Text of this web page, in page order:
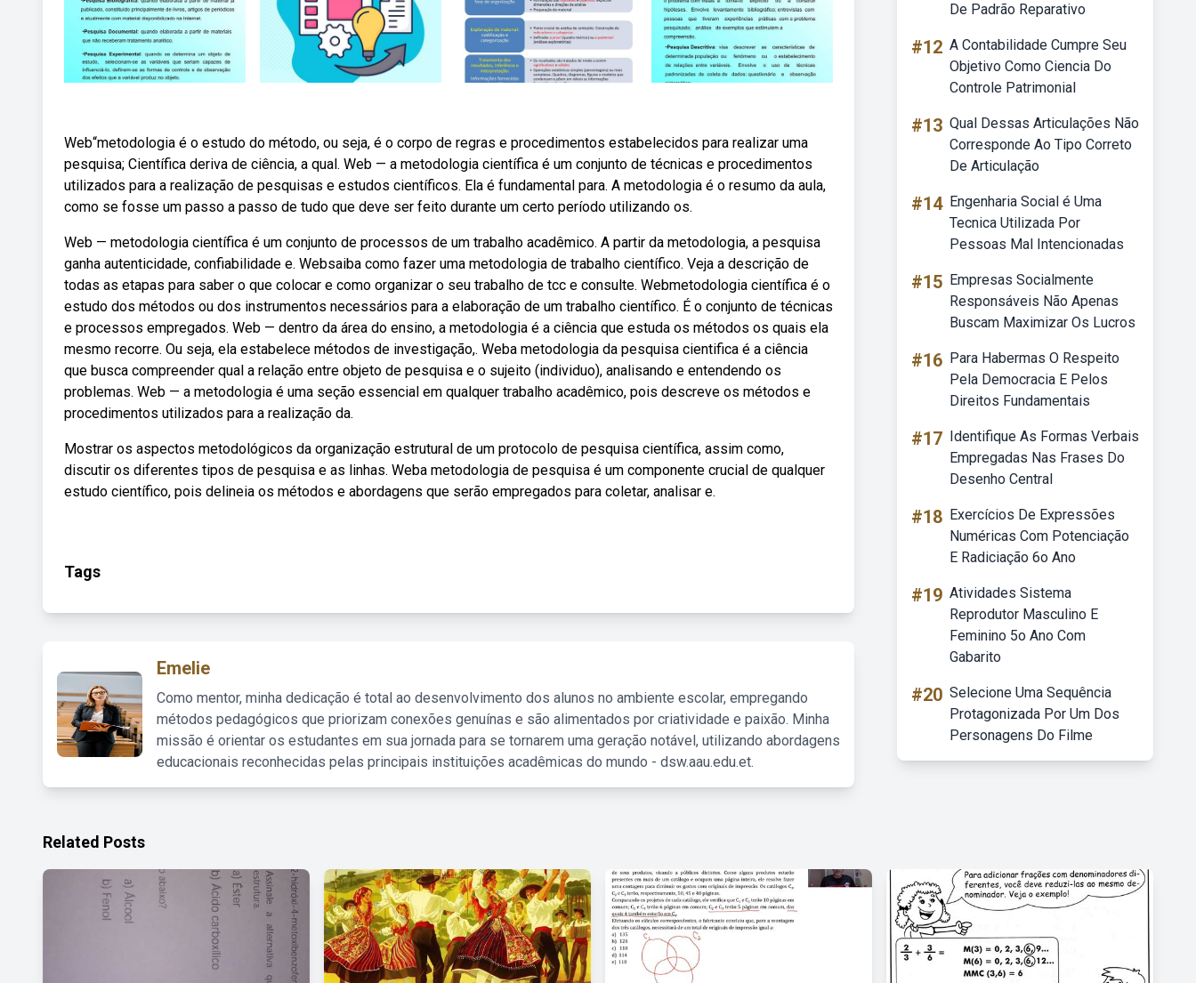
Web“metodologia é o estudo do método, ou seja, é o corpo de regras e procedimentos estabelecidos para realizar uma
pesquisa; Científica deriva de ciência, a qual. Web — a metodologia científica é um conjunto de técnicas e procedimentos
utilizados para a realização de pesquisas e estudos científicos. Ela é fundamental para. A metodologia é o resumo da aula,
como se fosse um passo a passo de tudo que deve ser feito durante um certo período utilizando os.
Web — metodologia científica é um conjunto de processos de um trabalho acadêmico. A partir da metodologia, a pesquisa
ganha autenticidade, confiabilidade e. Websaiba como fazer uma metodologia de trabalho científico. Veja a descrição de
todas as etapas para saber o que colocar e como organizar o seu trabalho de tcc e consulte. Webmetodologia científica é o
estudo dos métodos ou dos instrumentos necessários para a elaboração de um trabalho científico. É o conjunto de técnicas
e processos empregados. Web — dentro da área do ensino, a metodologia é a ciência que estuda os métodos os quais ela
mesmo recorre. Ou seja, ela estabelece métodos de investigação,. Weba metodologia da pesquisa cientifica é a ciência
que busca compreender qual a relação entre objeto de pesquisa e o sujeito (individuo), analisando e entendendo os
problemas. Web — a metodologia é uma seção essencial em qualquer trabalho acadêmico, pois descreve os métodos e
procedimentos utilizados para a realização da.
Mostrar os aspectos metodológicos da organização estrutural de um protocolo de pesquisa científica, assim como,
discutir os diferentes tipos de pesquisa e as linhas. Weba metodologia de pesquisa é um componente crucial de qualquer
estudo científico, pois delineia os métodos e abordagens que serão empregados para coletar, analisar e.
Tags
Emelie
Como mentor, minha dedicação é total ao desenvolvimento dos alunos no ambiente escolar, empregando
métodos pedagógicos que priorizam conexões genuínas e são alimentados por criatividade e paixão. Minha
missão é orientar os estudantes em sua jornada para se tornarem uma geração notável, utilizando abordagens
educacionais reconhecidas pelas principais instituições acadêmicas do mundo - dsw.aau.edu.et.
De Padrão Reparativo
#12 A Contabilidade Cumpre Seu
Objetivo Como Ciencia Do
Controle Patrimonial
#13 Qual Dessas Articulações Não
Corresponde Ao Tipo Correto
De Articulação
#14 Engenharia Social é Uma
Tecnica Utilizada Por
Pessoas Mal Intencionadas
#15 Empresas Socialmente
Responsáveis Não Apenas
Buscam Maximizar Os Lucros
#16 Para Habermas O Respeito
Pela Democracia E Pelos
Direitos Fundamentais
#17 Identifique As Formas Verbais
Empregadas Nas Frases Do
Desenho Central
#18 Exercícios De Expressões
Numéricas Com Potenciação
E Radiciação 6o Ano
#19 Atividades Sistema
Reprodutor Masculino E
Feminino 5o Ano Com
Gabarito
#20 Selecione Uma Sequência
Protagonizada Por Um Dos
Personagens Do Filme
Related Posts